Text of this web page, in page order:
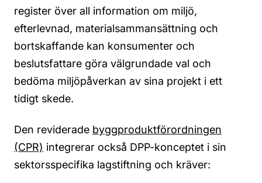
register över all information om miljö,
efterlevnad, materialsammansättning och
bortskaffande kan konsumenter och
beslutsfattare göra välgrundade val och
bedöma miljöpåverkan av sina projekt i ett
tidigt skede.
Den reviderade byggproduktförordningen
(CPR) integrerar också DPP-konceptet i sin
sektorsspecifika lagstiftning och kräver: